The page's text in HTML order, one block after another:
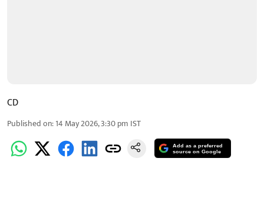
CD
Published on:14 May 2026, 3:30 pm IST
Add as a preferred
source on Google